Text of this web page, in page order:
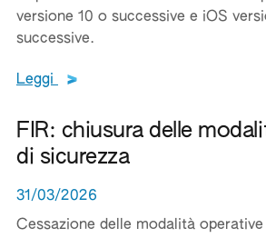
versione 10 o successive e iOS
successive.
Leggi Leggi tutto il testo del
FIR: chiusura delle
di sicurezza
31/03/2026
Cessazione delle modalità operative